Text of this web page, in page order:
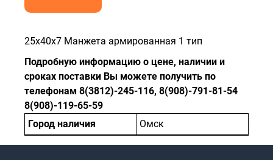
25x40x7 Манжета армированная 1 тип
Подробную информацию о цене, наличии и
сроках поставки Вы можете получить по
телефонам 8(3812)-245-116, 8(908)-791-81-54
8(908)-119-65-59
Город наличия
Омск